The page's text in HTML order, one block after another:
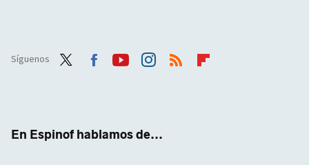
Síguenos
En Espinof hablamos de...